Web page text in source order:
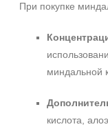
При покупке
миндальной
кислота,